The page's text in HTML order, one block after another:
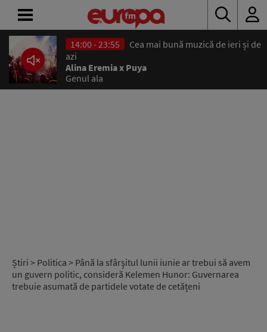
14:00 - 23:55
Cea mai bună muzică de ieri și de
azi
Alina Eremia x Puya
Genul ala
Știri > Politica > Până la sfârşitul lunii iunie ar trebui să avem
un guvern politic, consideră Kelemen Hunor: Guvernarea
trebuie asumată de partidele votate de cetățeni
ACASĂ
ȘTIRI